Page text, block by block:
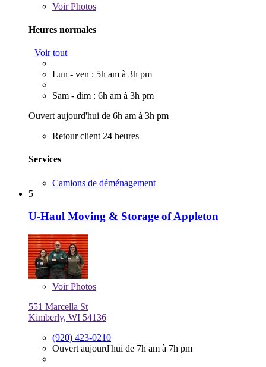
VoirPhotos
Heures normales
Voir tout
Lun - ven : 5h am à 3h pm
Sam - dim : 6h am à 3h pm
Ouvert aujourd'hui de 6h am à 3h pm
Retour client 24 heures
Services
Camions de déménagement
5
U-Haul Moving & Storage of Appleton
VoirPhotos
551 Marcella St
Kimberly, WI 54136
(920) 423-0210
Ouvert aujourd'hui de 7h am à 7h pm